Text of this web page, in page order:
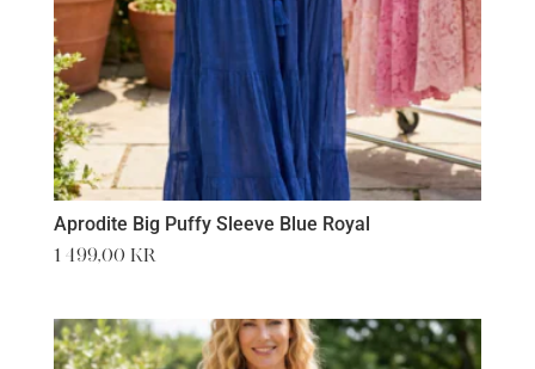
Aprodite Big Puffy Sleeve Blue Royal
1 499,00 kr